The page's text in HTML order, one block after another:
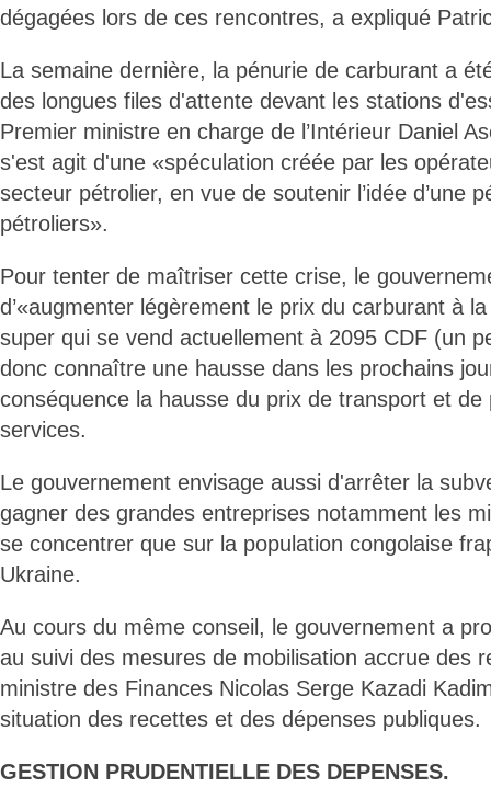
dégagées lors de ces rencontres, a expliqué
La semaine dernière, la pénurie de carburant a
des longues files d'attente devant les stations
Premier ministre en charge de l’Intérieur Daniel
s'est agit d'une «spéculation créée par les
secteur pétrolier, en vue de soutenir l’idée d’une
pétroliers».
Pour tenter de maîtriser cette crise, le
d’«augmenter légèrement le prix du carburant à
super qui se vend actuellement à 2095 CDF (un
donc connaître une hausse dans les prochains
conséquence la hausse du prix de transport et de
services.
Le gouvernement envisage aussi d'arrêter la
gagner des grandes entreprises notamment les
se concentrer que sur la population congolaise
Ukraine.
Au cours du même conseil, le gouvernement a
au suivi des mesures de mobilisation accrue des
ministre des Finances Nicolas Serge Kazadi
situation des recettes et des dépenses publiques.
GESTION PRUDENTIELLE DES DEPENSES.